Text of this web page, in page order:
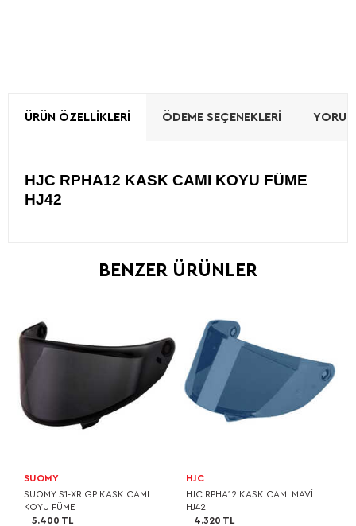
ÜRÜN ÖZELLIKLERI ÖDEME SEÇENEKLERI
HJC RPHA12 KASK CAMI KOYU FÜME
HJ42
BENZER ÜRÜNLER
SUOMY
SUOMY S1-XR GP KASK CAMI
KOYU FÜME
5.400 TL
HJC
HJC RPHA12 KASK CAMI MAVİ
HJ42
4.320 TL